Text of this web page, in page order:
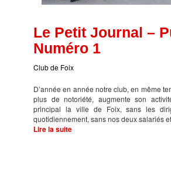
Le Petit Journal –
Numéro 1
Club de Foix
D’année en année notre club, en même
plus de notoriété, augmente son
principal la ville de Foix, sans les
quotidiennement, sans nos deux salariés
Lire la suite